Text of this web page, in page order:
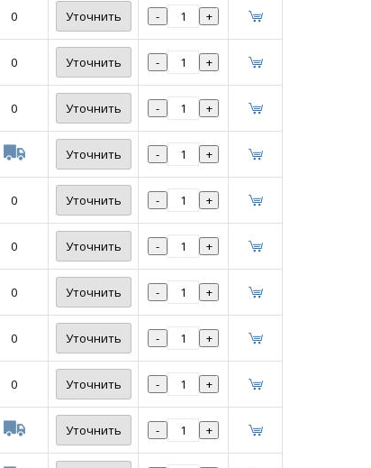
0 Уточнить - +
0 Уточнить - +
0 Уточнить - +
Уточнить - +
0 Уточнить - +
0 Уточнить - +
0 Уточнить - +
0 Уточнить - +
0 Уточнить - +
Уточнить - +